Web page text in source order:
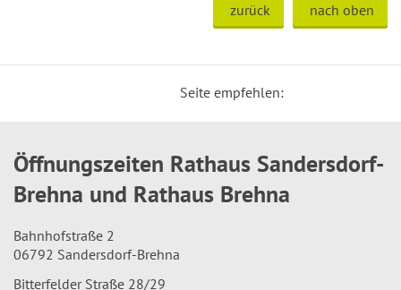
zurück nach oben
Seite empfehlen:
Öffnungszeiten Rathaus Sandersdorf-
Brehna und Rathaus Brehna
Bahnhofstraße 2
06792 Sandersdorf-Brehna
Bitterfelder Straße 28/29